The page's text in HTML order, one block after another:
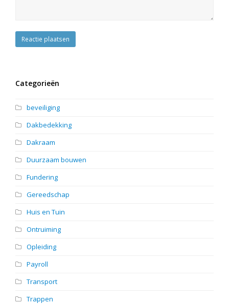
Categorieën
beveiliging
Dakbedekking
Dakraam
Duurzaam bouwen
Fundering
Gereedschap
Huis en Tuin
Ontruiming
Opleiding
Payroll
Transport
Trappen